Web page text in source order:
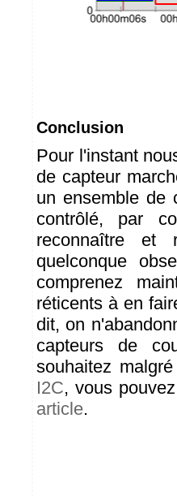
Conclusion
Pour l'instant
de capteur
un ensemble de
contrôlé, par
reconnaître et
quelconque
comprenez
réticents à en
dit, on
capteurs de
souhaitez
I2C, vous pouvez
article.